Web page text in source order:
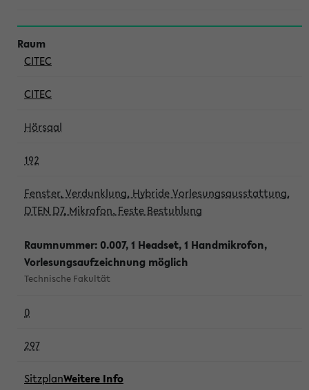
CITEC
CITEC
Hörsaal
192
Fenster, Verdunklung, Hybride Vorlesungsausstattung,
DTEN D7, Mikrofon, Feste Bestuhlung
Raumnummer: 0.007, 1 Headset, 1 Handmikrofon,
Vorlesungsaufzeichnung möglich
Technische Fakultät
0
297
SitzplanWeitere Info